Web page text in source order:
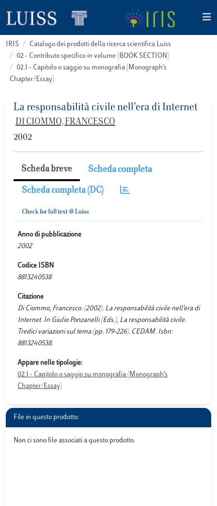
IRIS
Catalogo dei prodotti della ricerca scientifica Luiss
02 - Contributo specifico in volume (BOOK SECTION)
02.1 - Capitolo o saggio su monografia (Monograph’s
Chapter/Essay)
La responsabilità civile nell’era di Internet
DI CIOMMO, FRANCESCO
2002
Scheda breve Scheda completa
Scheda completa (DC)
Anno di pubblicazione
2002
Codice ISBN
8813240538
Citazione
Di Ciommo, Francesco. (2002). La responsabilità civile nell’era di
Internet. In Giulio Ponzanelli (Eds.), La responsabilità civile.
Tredici variazioni sul tema (pp. 179-226). CEDAM. Isbn:
8813240538.
Appare nelle tipologie:
02.1 - Capitolo o saggio su monografia (Monograph’s
Chapter/Essay)
File in questo prodotto:
Non ci sono file associati a questo prodotto.